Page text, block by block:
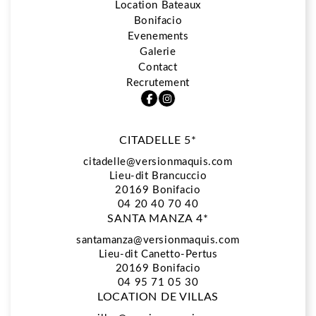
5*
Restaurant La Vista
Spa Biologique Recherche
Location Bateaux
Bonifacio
Location Bateaux
Bonifacio
Evenements
Galerie
Contact
Recrutement
CITADELLE 5*
citadelle@versionmaquis.com
Lieu-dit Brancuccio
20169 Bonifacio
04 20 40 70 40
SANTA MANZA 4*
santamanza@versionmaquis.com
Lieu-dit Canetto-Pertus
20169 Bonifacio
04 95 71 05 30
LOCATION DE VILLAS